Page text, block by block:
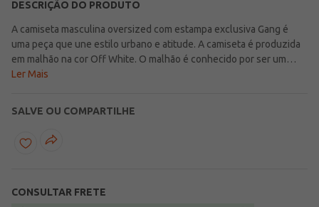
DESCRIÇÃO DO PRODUTO
A camiseta masculina oversized com estampa exclusiva Gang é
uma peça que une estilo urbano e atitude. A camiseta é produzida
em malhão na cor Off White. O malhão é conhecido por ser um
tecido mais encorpado, porém, trazendo um toque macio e ótimo
proporcionando um visual despojado e moderno. A camiseta
também apresenta estampa exclusiva na frente e nas costas, além
de ser exclusiva Gang, trazendo personalidade para a peça, sendo
Ler Mais
SALVE OU COMPARTILHE
CONSULTAR FRETE